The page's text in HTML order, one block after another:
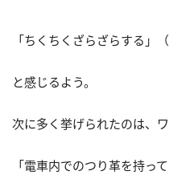
「ちくちくざらざらする」
と感じるよう。
次に多く挙げられたのは、ワ
「電車内でのつり革を持っ